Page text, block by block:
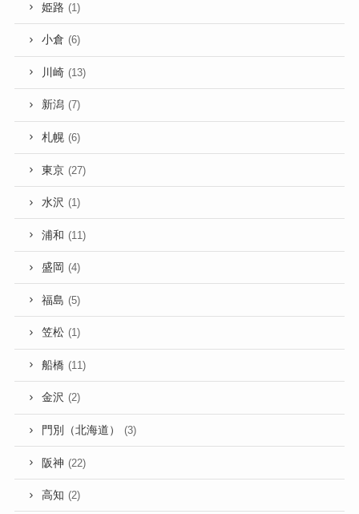
姫路 (1)
小倉 (6)
川崎 (13)
新潟 (7)
札幌 (6)
東京 (27)
水沢 (1)
浦和 (11)
盛岡 (4)
福島 (5)
笠松 (1)
船橋 (11)
金沢 (2)
門別（北海道） (3)
阪神 (22)
高知 (2)